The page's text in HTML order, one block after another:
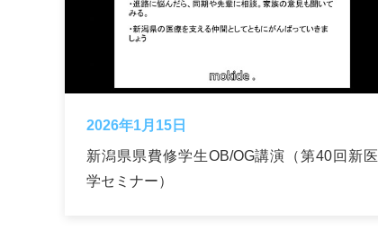
2026年1月15日
新潟県県費修学生OB/OG講演（第40回新医
学セミナー）